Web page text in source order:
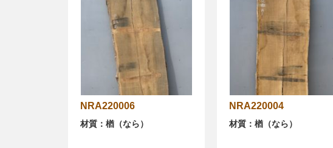
NRA220006
材質：楢（なら）
NRA220004
材質：楢（なら）